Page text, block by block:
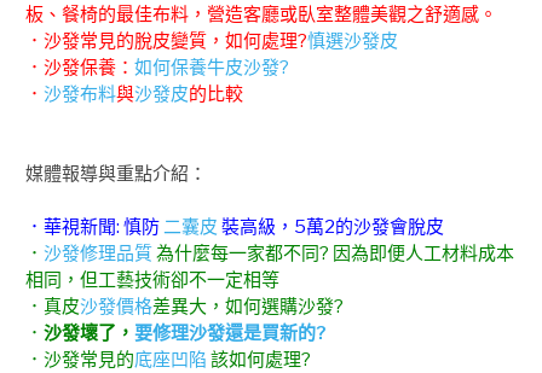
板、餐椅的最佳布料，營造客廳或臥室整體美觀之舒適感。
．沙發常見的脫皮變質，如何處理?慎選沙發皮
．沙發保養： 如何保養牛皮沙發?
． 沙發布料與沙發皮的比較
媒體報導與重點介紹：
．華視新聞: 慎防二囊皮 裝高級，5萬2的沙發會脫皮
． 沙發修理品質為什麼每一家都不同? 因為即便人工材料成本
相同，但工藝技術卻不一定相等
．真皮沙發價格差異大，如何選購沙發?
． 沙發壞了， 要修理沙發還是買新的?
．沙發常見的底座凹陷 該如何處理?